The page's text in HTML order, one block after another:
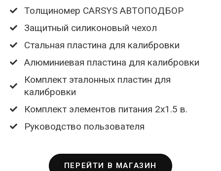
Толщиномер CARSYS АВТОПОДБОР
Защитный силиконовый чехол
Стальная пластина для калибровки
Алюминиевая пластина для калибровки
Комплект эталонных пластин для
калибровки
Комплект элементов питания 2х1.5 в.
Руководство пользователя
ПЕРЕЙТИ В МАГАЗИН